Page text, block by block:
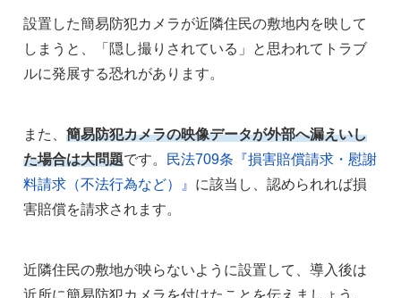
設置した簡易防犯カメラが近隣住民の敷地内を映して
しまうと、「隠し撮りされている」と思われてトラブ
ルに発展する恐れがあります。
また、簡易防犯カメラの映像データが外部へ漏えいし
た場合は大問題です。 民法709条『損害賠償請求・慰謝
料請求（不法行為など）』 に該当し、認められれば損
害賠償を請求されます。
近隣住民の敷地が映らないように設置して、導入後は